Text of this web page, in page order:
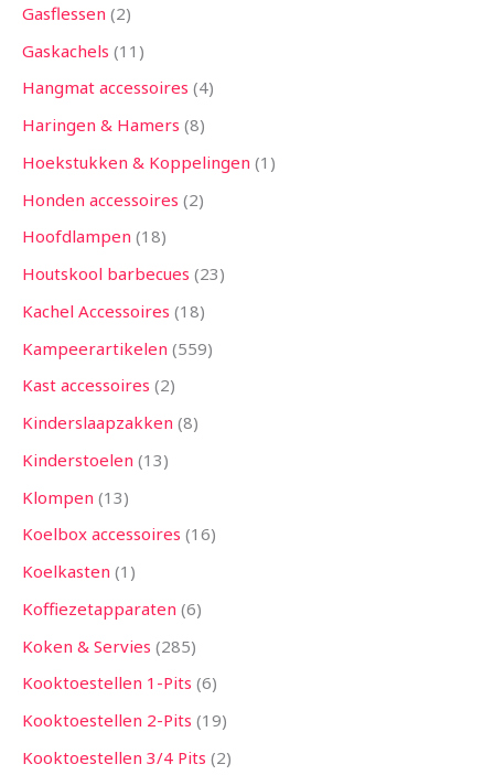
Gasflessen 2
Gaskachels 11
Hangmat accessoires 4
Haringen & Hamers 8
Hoekstukken & Koppelingen 1
Honden accessoires 2
Hoofdlampen 18
Houtskool barbecues 23
Kachel Accessoires 18
Kampeerartikelen 559
Kast accessoires 2
Kinderslaapzakken 8
Kinderstoelen 13
Klompen 13
Koelbox accessoires 16
Koelkasten 1
Koffiezetapparaten 6
Koken & Servies 285
Kooktoestellen 1-Pits 6
Kooktoestellen 2-Pits 19
Kooktoestellen 3/4 Pits 2